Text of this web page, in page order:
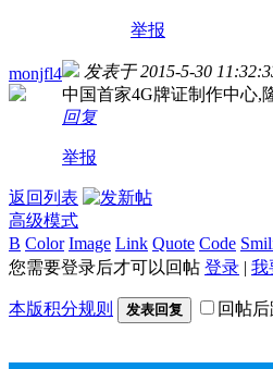
举报
monjfl4 发表于 2015-5-30
中国首家4G牌证制作中心,
回复
举报
返回列表
高级模式
B Color Image Link Quote Code
您需要登录后才可以回帖 登录 | 我
本版积分规则 发表回复 回帖